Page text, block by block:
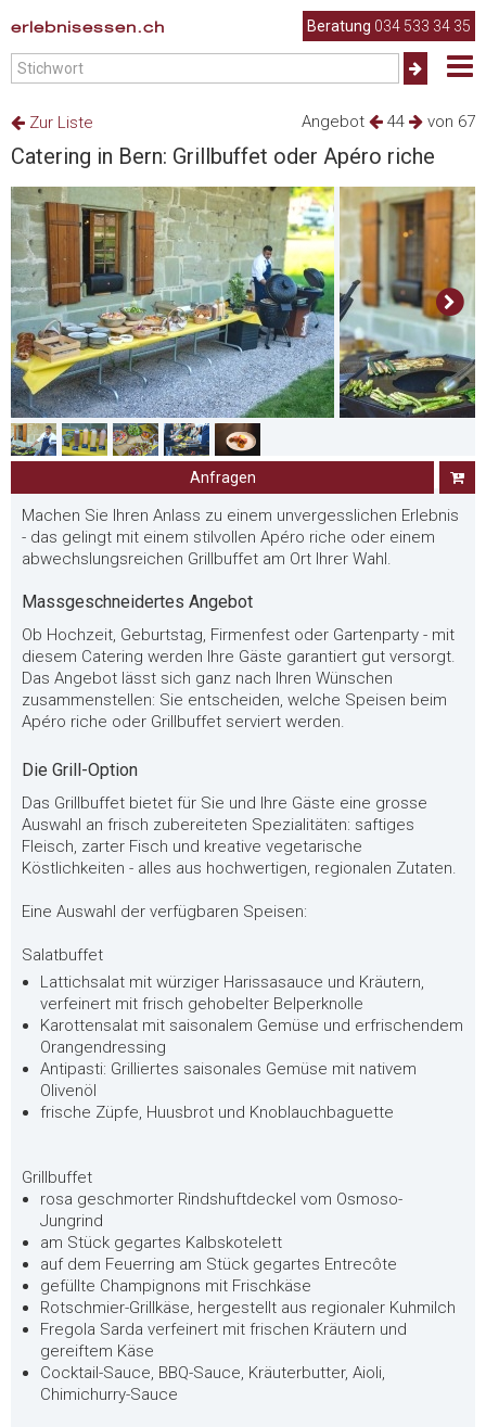
erlebnisessen.ch Beratung 034 533 34 35
Angebot 44 von 67
Zur Liste
Catering in Bern: Grillbuffet oder Apéro riche
Anfragen
Machen Sie Ihren Anlass zu einem unvergesslichen Erlebnis
- das gelingt mit einem stilvollen Apéro riche oder einem
abwechslungsreichen Grillbuffet am Ort Ihrer Wahl.
Massgeschneidertes Angebot
Ob Hochzeit, Geburtstag, Firmenfest oder Gartenparty - mit
diesem Catering werden Ihre Gäste garantiert gut versorgt.
Das Angebot lässt sich ganz nach Ihren Wünschen
zusammenstellen: Sie entscheiden, welche Speisen beim
Apéro riche oder Grillbuffet serviert werden.
Die Grill-Option
Das Grillbuffet bietet für Sie und Ihre Gäste eine grosse
Auswahl an frisch zubereiteten Spezialitäten: saftiges
Fleisch, zarter Fisch und kreative vegetarische
Köstlichkeiten - alles aus hochwertigen, regionalen Zutaten.
Eine Auswahl der verfügbaren Speisen:
Salatbuffet
Lattichsalat mit würziger Harissasauce und Kräutern,
verfeinert mit frisch gehobelter Belperknolle
Karottensalat mit saisonalem Gemüse und erfrischendem
Orangendressing
Antipasti: Grilliertes saisonales Gemüse mit nativem
Olivenöl
frische Züpfe, Huusbrot und Knoblauchbaguette
Grillbuffet
rosa geschmorter Rindshuftdeckel vom Osmoso-
Jungrind
am Stück gegartes Kalbskotelett
auf dem Feuerring am Stück gegartes Entrecôte
gefüllte Champignons mit Frischkäse
Rotschmier-Grillkäse, hergestellt aus regionaler Kuhmilch
Fregola Sarda verfeinert mit frischen Kräutern und
gereiftem Käse
Cocktail-Sauce, BBQ-Sauce, Kräuterbutter, Aioli,
Chimichurry-Sauce